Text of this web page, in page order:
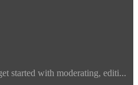
started with moderating, editi...